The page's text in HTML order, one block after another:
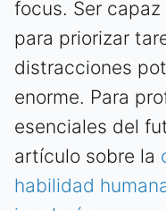
focus. Ser
para priorizar
distracciones
enorme. Para
esenciales del
artículo sobre la
habilidad